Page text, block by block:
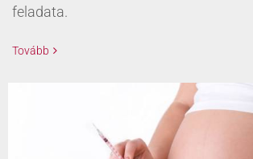
feladata.
Tovább